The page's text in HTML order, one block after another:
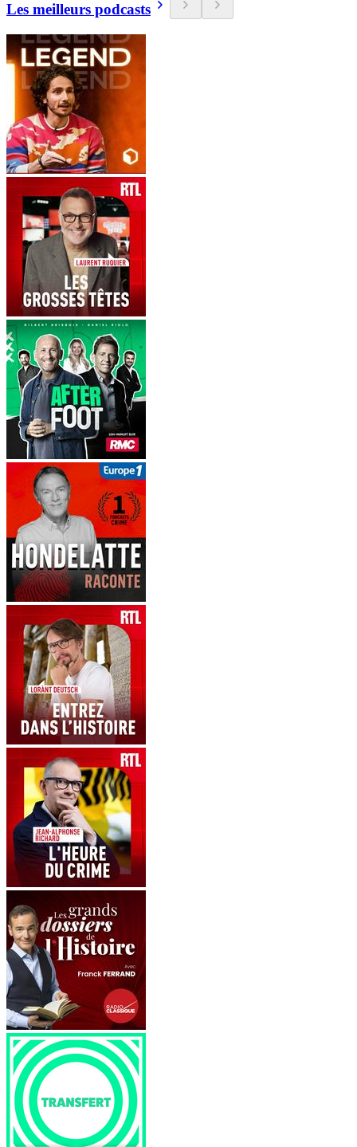
Les meilleurs podcasts